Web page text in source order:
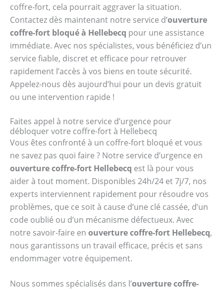
coffre-fort, cela pourrait aggraver la situation.
Contactez dès maintenant notre service d’ouverture
coffre-fort bloqué à Hellebecq pour une assistance
immédiate. Avec nos spécialistes, vous bénéficiez d’un
service fiable, discret et efficace pour retrouver
rapidement l’accès à vos biens en toute sécurité.
Appelez-nous dès aujourd’hui pour un devis gratuit
ou une intervention rapide !
Faites appel à notre service d’urgence pour
débloquer votre coffre-fort à Hellebecq
Vous êtes confronté à un coffre-fort bloqué et vous
ne savez pas quoi faire ? Notre service d’urgence en
ouverture coffre-fort Hellebecq est là pour vous
aider à tout moment. Disponibles 24h/24 et 7j/7, nos
experts interviennent rapidement pour résoudre vos
problèmes, que ce soit à cause d’une clé cassée, d’un
code oublié ou d’un mécanisme défectueux. Avec
notre savoir-faire en ouverture coffre-fort Hellebecq,
nous garantissons un travail efficace, précis et sans
endommager votre équipement.
Nous sommes spécialisés dans l’ouverture coffre-